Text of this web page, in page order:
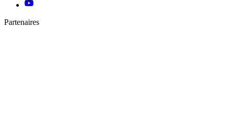
Partenaires